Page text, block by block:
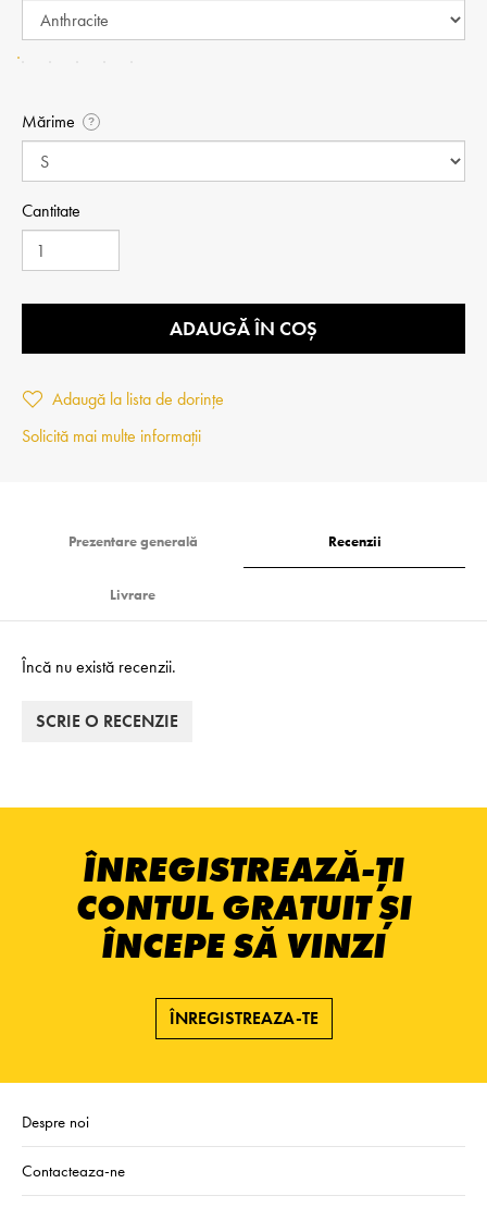
Mărime ?
Cantitate
ADAUGĂ ÎN COȘ
Adaugă la lista de dorințe
Solicită mai multe informații
Prezentare generală Recenzii
Livrare
Încă nu există recenzii.
SCRIE O RECENZIE
ÎNREGISTREAZĂ-ȚI
CONTUL GRATUIT ȘI
ÎNCEPE SĂ VINZI
ÎNREGISTREAZA-TE
Despre noi
Contacteaza-ne